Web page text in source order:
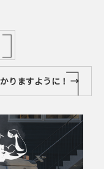
りますように！ →